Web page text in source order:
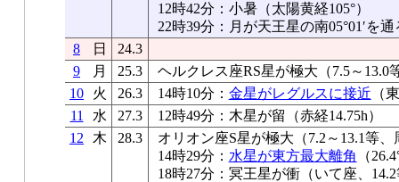
12時42分：小暑（太陽黄経105°）
22時39分：月が天王星の南05°01′を通
8
日
24.3
9
月 25.3
ヘルクレス座RS星が極大（7.5～13.0
10
火 26.3 14時10分： 金星がレグルスに接近 （
11
水 27.3
12時49分：木星が留（赤経14.75h）
12
木 28.3
オリオン座S星が極大（7.2～13.1等、
14時29分： 水星が東方最大離角 （
18時27分：冥王星が衝（いて座、